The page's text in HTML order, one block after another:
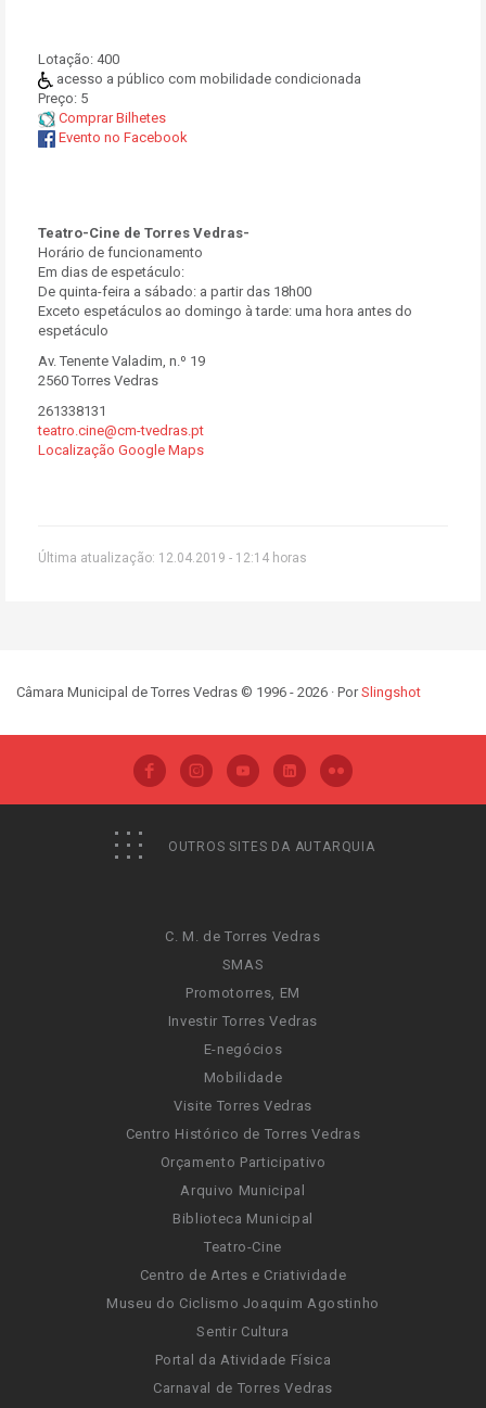
Lotação: 400
acesso a público com mobilidade condicionada
Preço: 5
Comprar Bilhetes
Evento no Facebook
Teatro-Cine de Torres Vedras-
Horário de funcionamento
Em dias de espetáculo:
De quinta-feira a sábado: a partir das 18h00
Exceto espetáculos ao domingo à tarde: uma hora antes do
espetáculo
Av. Tenente Valadim, n.º 19
2560 Torres Vedras
261338131
teatro.cine@cm-tvedras.pt
Localização Google Maps
Última atualização: 12.04.2019 - 12:14 horas
Câmara Municipal de Torres Vedras © 1996 - 2026 · PorSlingshot
OUTROS SITES DA AUTARQUIA
C. M. de Torres Vedras
SMAS
Promotorres, EM
Investir Torres Vedras
E-negócios
Mobilidade
Visite Torres Vedras
Centro Histórico de Torres Vedras
Orçamento Participativo
Arquivo Municipal
Biblioteca Municipal
Teatro-Cine
Centro de Artes e Criatividade
Museu do Ciclismo Joaquim Agostinho
Sentir Cultura
Portal da Atividade Física
Carnaval de Torres Vedras